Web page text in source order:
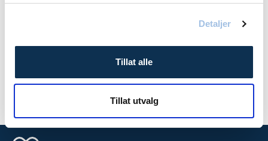
Detaljer
Tillat alle
Tillat utvalg